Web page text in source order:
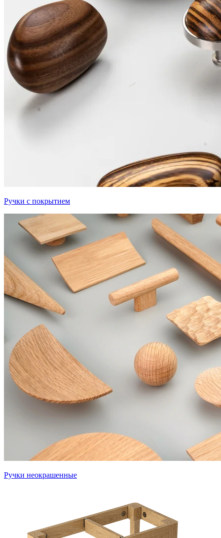
Ручки с покрытием
Ручки неокрашенные